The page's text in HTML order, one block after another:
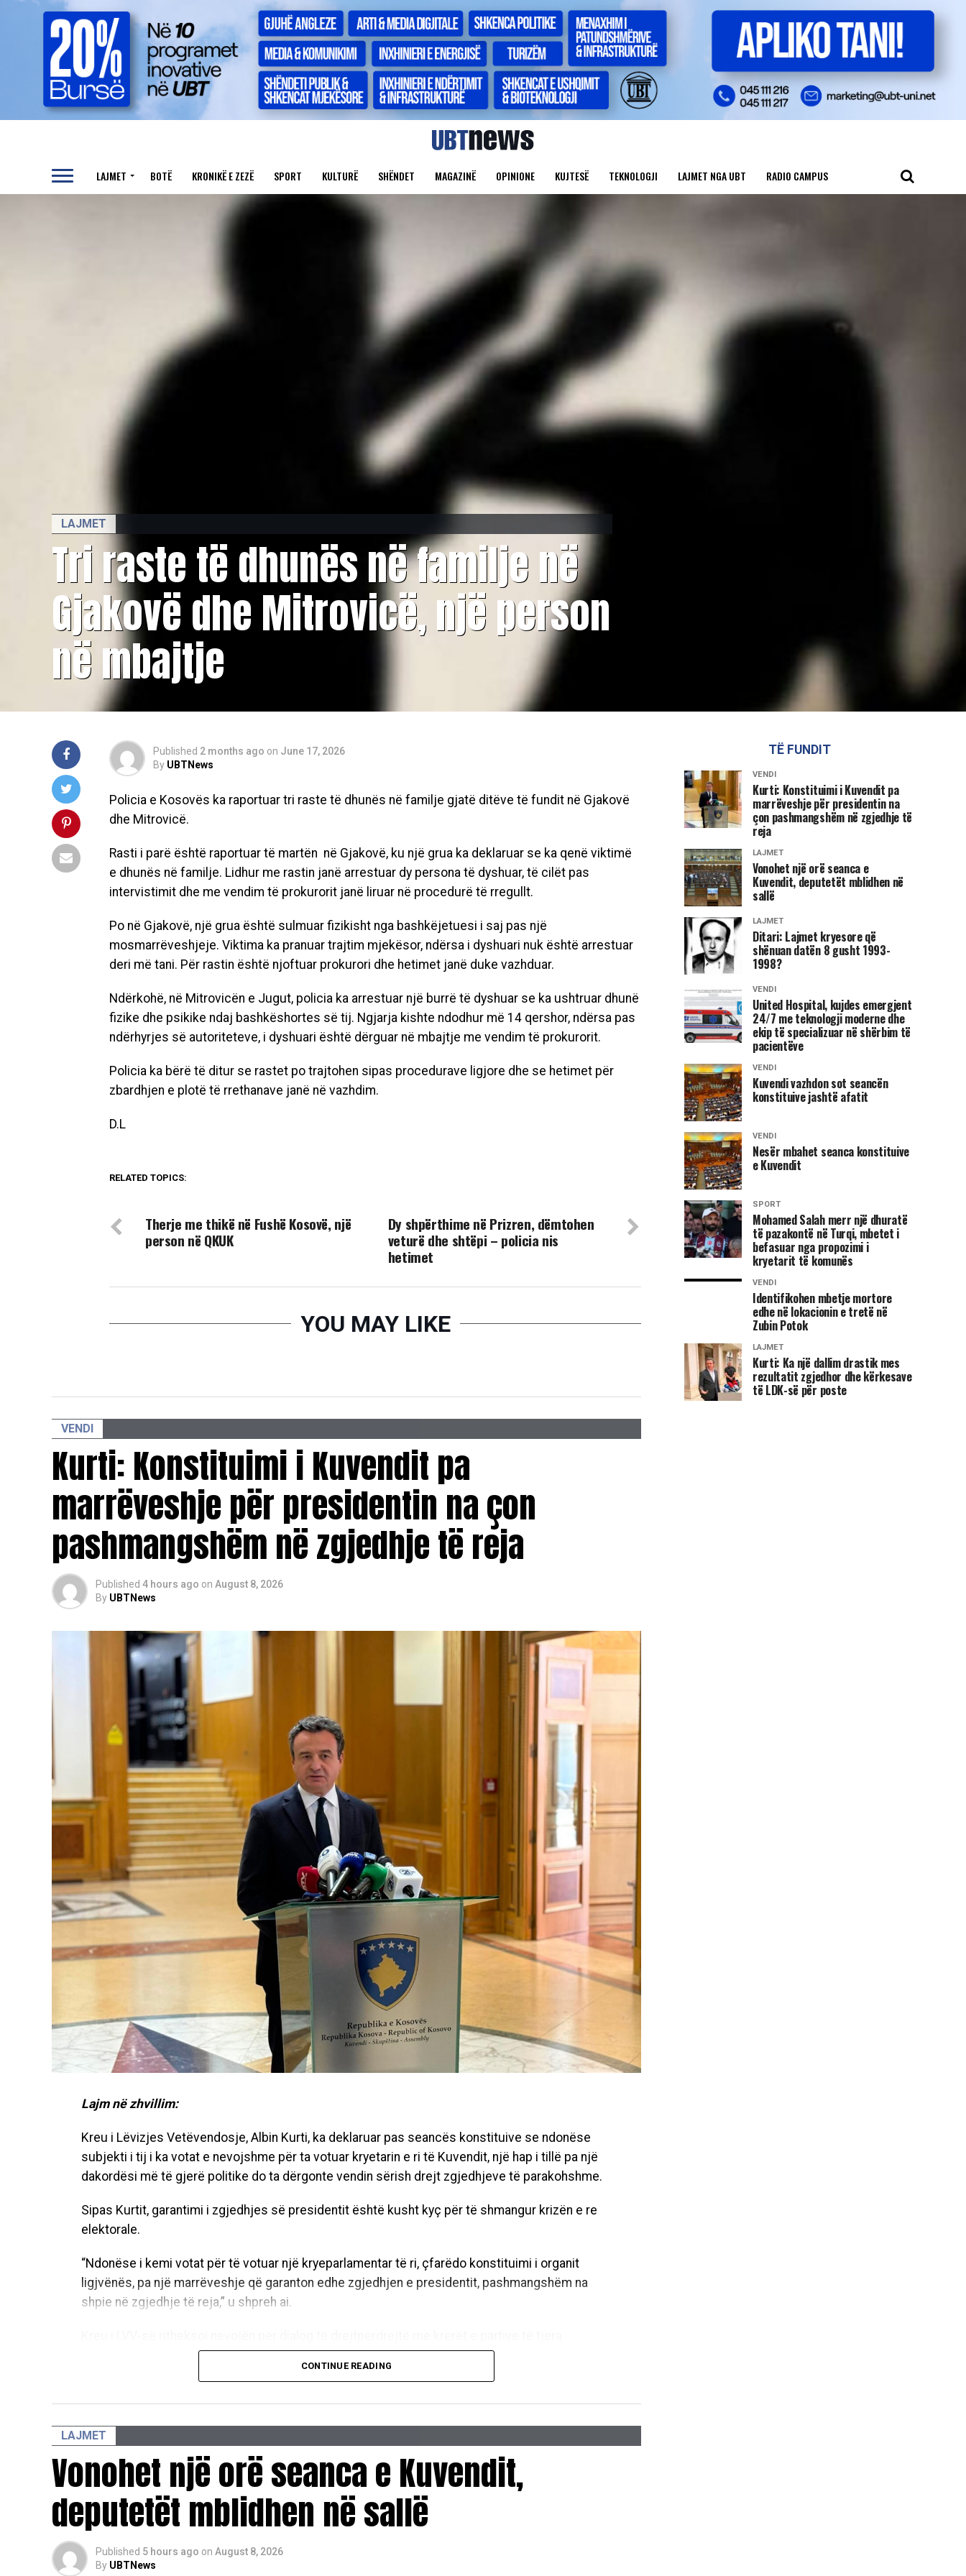
LAJMET BOTË KRONIKË E ZEZË SPORT KULTURË SHËNDET MAGAZINË OPINIONE KUJTESË TEKNOLOGJI LAJMET NGA UBT RADIO CAMPUS
LAJMET
Tri raste të dhunës në familje në
Gjakovë dhe Mitrovicë, një person
në mbajtje
Published 2 months ago on June 17, 2026
By UBTNews
Policia e Kosovës ka raportuar tri raste të dhunës në familje gjatë ditëve të fundit në Gjakovë
dhe Mitrovicë.
Rasti i parë është raportuar të martën në Gjakovë, ku një grua ka deklaruar se ka qenë viktimë
e dhunës në familje. Lidhur me rastin janë arrestuar dy persona të dyshuar, të cilët pas
intervistimit dhe me vendim të prokurorit janë liruar në procedurë të rregullt.
Po në Gjakovë, një grua është sulmuar fizikisht nga bashkëjetuesi i saj pas një
mosmarrëveshjeje. Viktima ka pranuar trajtim mjekësor, ndërsa i dyshuari nuk është arrestuar
deri më tani. Për rastin është njoftuar prokurori dhe hetimet janë duke vazhduar.
Ndërkohë, në Mitrovicën e Jugut, policia ka arrestuar një burrë të dyshuar se ka ushtruar dhunë
fizike dhe psikike ndaj bashkëshortes së tij. Ngjarja kishte ndodhur më 14 qershor, ndërsa pas
ndërhyrjes së autoriteteve, i dyshuari është dërguar në mbajtje me vendim të prokurorit.
Policia ka bërë të ditur se rastet po trajtohen sipas procedurave ligjore dhe se hetimet për
zbardhjen e plotë të rrethanave janë në vazhdim.
D.L
RELATED TOPICS:
Dy shpërthime në Prizren, dëmtohen
veturë dhe shtëpi – policia nis
hetimet
Therje me thikë në Fushë Kosovë, një
person në QKUK
YOU MAY LIKE
VENDI
Kurti: Konstituimi i Kuvendit pa
marrëveshje për presidentin na çon
pashmangshëm në zgjedhje të reja
Published 4 hours ago on August 8, 2026
By UBTNews
Lajm në zhvillim:
Kreu i Lëvizjes Vetëvendosje, Albin Kurti, ka deklaruar pas seancës konstituive se ndonëse
subjekti i tij i ka votat e nevojshme për ta votuar kryetarin e ri të Kuvendit, një hap i tillë pa një
dakordësi më të gjerë politike do ta dërgonte vendin sërish drejt zgjedhjeve të parakohshme.
Sipas Kurtit, garantimi i zgjedhjes së presidentit është kusht kyç për të shmangur krizën e re
elektorale.
“Ndonëse i kemi votat për të votuar një kryeparlamentar të ri, çfarëdo konstituimi i organit
ligjvënës, pa një marrëveshje që garanton edhe zgjedhjen e presidentit, pashmangshëm na
shpie në zgjedhje të reja,” u shpreh ai.
parlamentare për të arritur një paketë të plotë marrëveshjeje për të gjitha institucionet
të tjera parlamentare, të konstituojmë Kuvendin, Qeverinë dhe ta zgjedhim presidentin,”
Në përmbyllje, Kurti u bëri sërish thirrje udhëheqësve politikë që të ulen në tryezën e
bisedimeve, duke nëvizuar se nuk dëshiron që procesi i votimit të presidentit të mbështetet
vetëm te deputetët e LVV-së dhe ata të komuniteteve joserbe.
Pas përplasjeve në Kuvend: Opozita fajëson Lëvizjen Vetëvendosje për krizë, LVV-ja i
CONTINUE READING
LAJMET
Vonohet një orë seanca e Kuvendit,
deputetët mblidhen në sallë
Published 5 hours ago on August 8, 2026
By UBTNews
TË FUNDIT
VENDI
Kurti: Konstituimi i Kuvendit pa
marrëveshje për presidentin na
çon pashmangshëm në zgjedhje të
reja
LAJMET
Vonohet një orë seanca e
Kuvendit, deputetët mblidhen në
sallë
LAJMET
Ditari: Lajmet kryesore që
shënuan datën 8 gusht 1993-
1998?
VENDI
United Hospital, kujdes emergjent
24/7 me teknologji moderne dhe
ekip të specializuar në shërbim të
pacientëve
VENDI
Kuvendi vazhdon sot seancën
konstituive jashtë afatit
VENDI
Nesër mbahet seanca konstituive
e Kuvendit
SPORT
Mohamed Salah merr një dhuratë
të pazakontë në Turqi, mbetet i
befasuar nga propozimi i
kryetarit të komunës
VENDI
Identifikohen mbetje mortore
edhe në lokacionin e tretë në
Zubin Potok
LAJMET
Kurti: Ka një dallim drastik mes
rezultatit zgjedhor dhe kërkesave
të LDK-së për poste